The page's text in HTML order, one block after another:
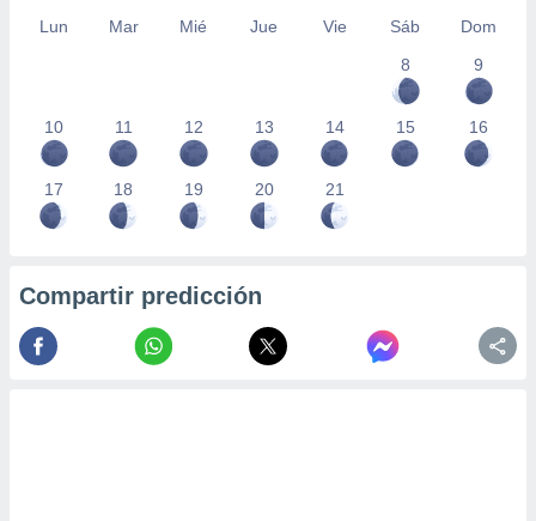
Lun Mar Mié Jue Vie Sáb
Dom
8
9
10 11 12 13 14 15 16
17 18 19 20 21
Compartir predicción